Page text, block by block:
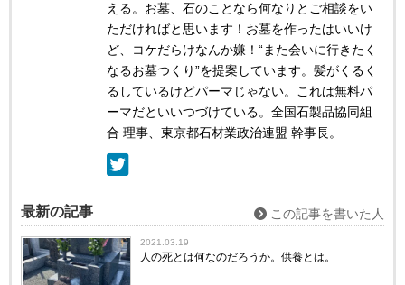
える。お墓、石のことなら何なりとご相談をい
ただければと思います！お墓を作ったはいいけ
ど、コケだらけなんか嫌！“また会いに行きたく
なるお墓つくり”を提案しています。髪がくるく
るしているけどパーマじゃない。これは無料パ
ーマだといいつづけている。全国石製品協同組
合 理事、東京都石材業政治連盟 幹事長。
最新の記事 この記事を書いた人
2021.03.19
人の死とは何なのだろうか。供養とは。